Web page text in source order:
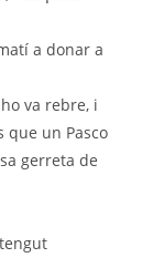
a donar a
va rebre, i
que un Pasco
gerreta de